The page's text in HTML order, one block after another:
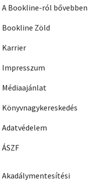
A Bookline-ról bővebben
Bookline Zöld
Karrier
Impresszum
Médiaajánlat
Könyvnagykereskedés
Adatvédelem
ÁSZF
Akadálymentesítési